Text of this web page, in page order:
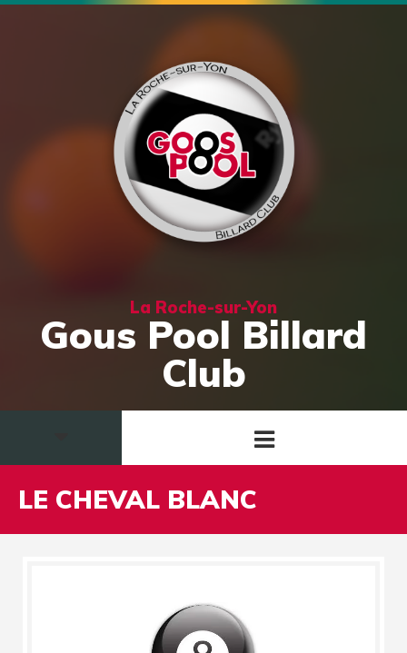
La Roche-sur-Yon
Gous Pool Billard
Club
LE CHEVAL BLANC